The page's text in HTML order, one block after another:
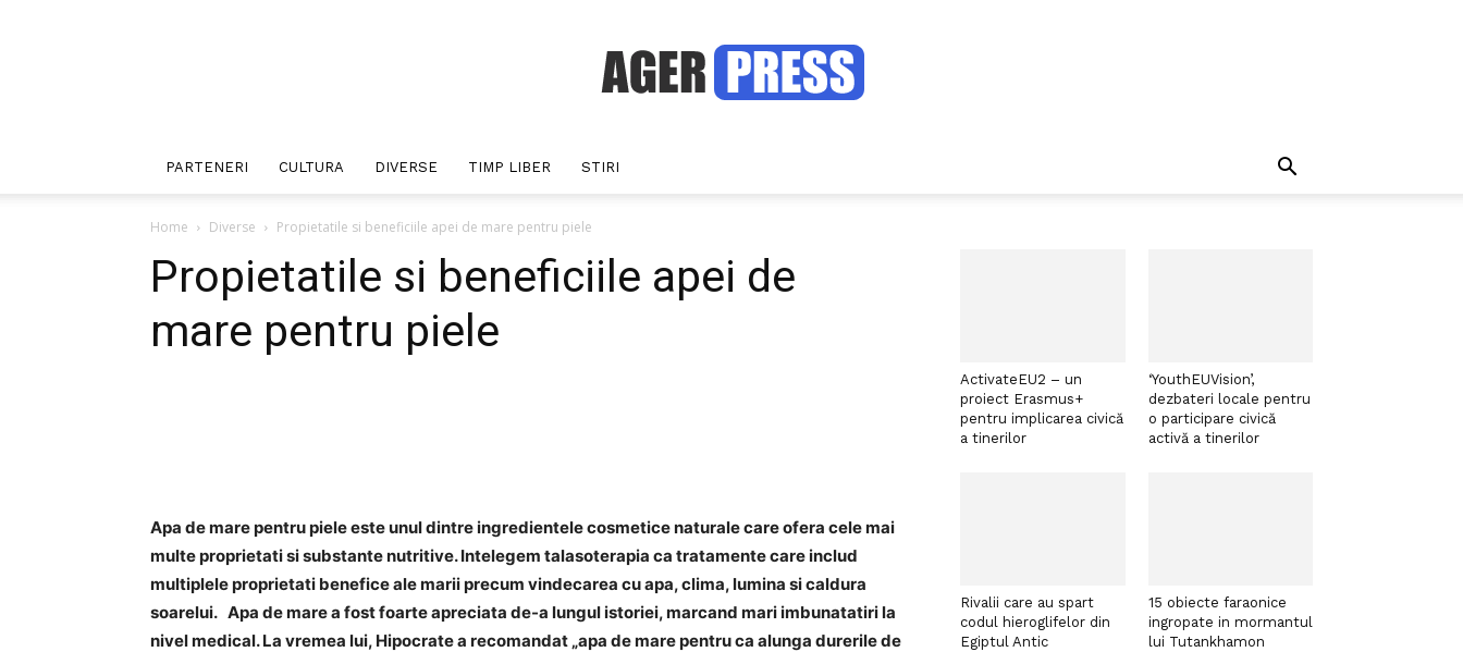
PARTENERI CULTURA DIVERSE TIMP LIBER STIRI
Home Diverse Propietatile si beneficiile apei de mare pentru piele
Propietatile si beneficiile apei de
mare pentru piele
Apa de mare pentru piele este unul dintre ingredientele cosmetice naturale care ofera cele mai
multe proprietati si substante nutritive. Intelegem talasoterapia ca tratamente care includ
multiplele proprietati benefice ale marii precum vindecarea cu apa, clima, lumina si caldura
soarelui. Apa de mare a fost foarte apreciata de-a lungul istoriei, marcand mari imbunatatiri la
nivel medical. La vremea lui, Hipocrate a recomandat „apa de mare pentru ca alunga durerile de
ActivateEU2 – un
proiect Erasmus+
pentru implicarea civică
a tinerilor
‘YouthEUVision’,
dezbateri locale pentru
o participare civică
activă a tinerilor
Rivalii care au spart
codul hieroglifelor din
Egiptul Antic
15 obiecte faraonice
ingropate in mormantul
lui Tutankhamon